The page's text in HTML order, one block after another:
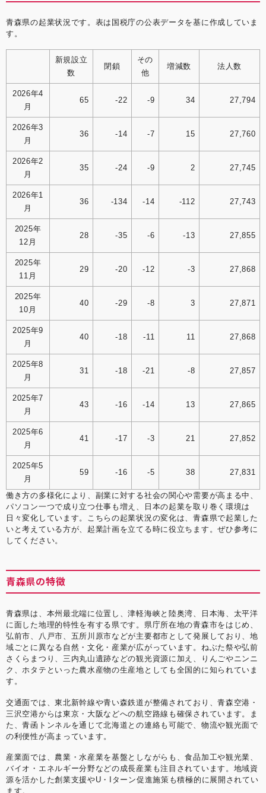
青森県の起業状況です。表は国税庁の公表データを基に作成していま
す。
新規設立
数
閉鎖
その
他
増減数 法人数
2026年4
月
65 -22 -9 34 27,794
2026年3
月
36 -14 -7 15 27,760
2026年2
月
35 -24 -9 2 27,745
2026年1
月
36 -134 -14 -112 27,743
2025年
12月
28 -35 -6 -13 27,855
2025年
11月
29 -20 -12 -3 27,868
2025年
10月
40 -29 -8 3 27,871
2025年9
月
40 -18 -11 11 27,868
2025年8
月
31 -18 -21 -8 27,857
2025年7
月
43 -16 -14 13 27,865
2025年6
月
41 -17 -3 21 27,852
2025年5
月
59 -16 -5 38 27,831
働き方の多様化により、副業に対する社会の関心や需要が高まる中、
パソコン一つで成り立つ仕事も増え、日本の起業を取り巻く環境は
日々変化しています。こちらの起業状況の変化は、青森県で起業した
いと考えている方が、起業計画を立てる時に役立ちます。ぜひ参考に
してください。
青森県の特徴
青森県は、本州最北端に位置し、津軽海峡と陸奥湾、日本海、太平洋
に面した地理的特性を有する県です。県庁所在地の青森市をはじめ、
弘前市、八戸市、五所川原市などが主要都市として発展しており、地
域ごとに異なる自然・文化・産業が広がっています。ねぶた祭や弘前
さくらまつり、三内丸山遺跡などの観光資源に加え、りんごやニンニ
ク、ホタテといった農水産物の生産地としても全国的に知られていま
す。
交通面では、東北新幹線や青い森鉄道が整備されており、青森空港・
三沢空港からは東京・大阪などへの航空路線も確保されています。ま
た、青函トンネルを通じて北海道との連絡も可能で、物流や観光面で
の利便性が高まっています。
産業面では、農業・水産業を基盤としながらも、食品加工や観光業、
バイオ・エネルギー分野などの成長産業も注目されています。地域資
源を活かした創業支援やU・Iターン促進施策も積極的に展開されてい
ます。